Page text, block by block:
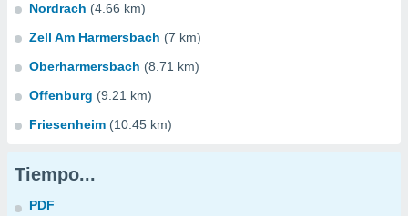
Nordrach (4.66 km)
Zell Am Harmersbach (7 km)
Oberharmersbach (8.71 km)
Offenburg (9.21 km)
Friesenheim (10.45 km)
Tiempo...
PDF